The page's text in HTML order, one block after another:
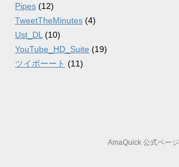
Pipes (12)
TweetTheMinutes (4)
Ust_DL (10)
YouTube_HD_Suite (19)
ツイポーート (11)
AmaQuick 公式ページ